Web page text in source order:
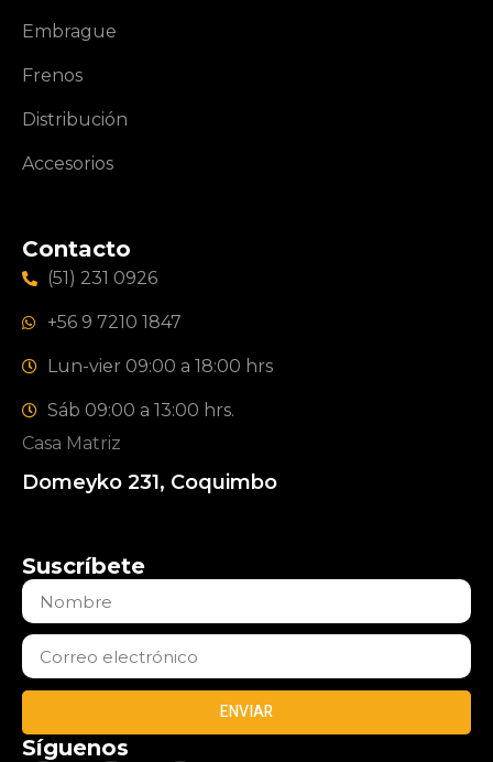
Embrague
Frenos
Distribución
Accesorios
Contacto
(51) 231 0926
+56 9 7210 1847
Lun-vier 09:00 a 18:00 hrs
Sáb 09:00 a 13:00 hrs.
Casa Matriz
Domeyko 231, Coquimbo
Suscríbete
ENVIAR
Síguenos